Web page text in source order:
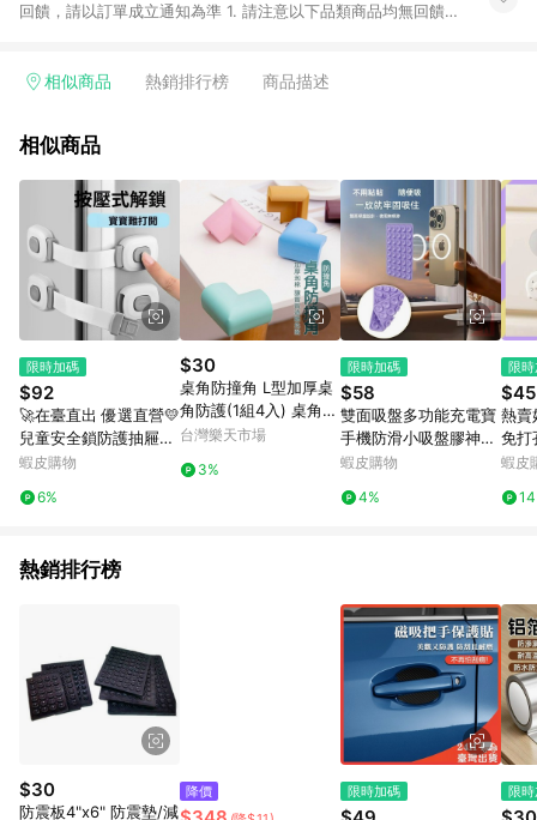
回饋，請以訂單成立通知為準 1. 請注意以下品類商品均無回饋：
電玩/遊戲/相機/單眼/鏡頭/拍立得 [2024/6/1起適用] -內接硬
的購回饋活動享Yahoo超贈點回饋者 - 購物中心商店之商品：商
3. 訂單回饋金額將扣除運費/購物金/超贈點/福利金/紅利折抵/折
價券等虛擬貨幣折抵 4. 大宗採購或批發轉賣不具回饋資格： 如
有相關事證認定您為大宗採購、批發轉賣而非最終消費使用者，
相關認定以Yahoo購物中心之認定為準
相似商品 熱銷排行榜 商品描述
相似商品
限時加碼
$92
🚀在臺直出 優選直營💛
兒童安全鎖防護抽屜鎖
嬰兒防夾手多功能寶寶
蝦皮購物
6%
$30
桌角防撞角 L型加厚桌
角防護(1組4入) 桌角防
撞角 L型加厚桌腳防撞
角保護套 桌角墊 桌角
台灣樂天市場
3%
限時加碼
$58
雙面吸盤多功能充電寶
手機防滑小吸盤膠神器
固定器強力硅膠吸盤貼
蝦皮購物
4%
限
$45
熱賣
免打
鎖
可調
蝦皮
熱銷排行榜
$30
防震板4"x6" 防震墊/減
降價 限時加碼 限